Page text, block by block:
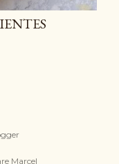
Marcel